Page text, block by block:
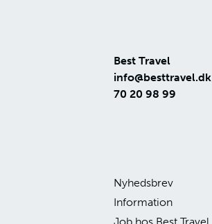
Best Travel
info@besttravel.dk
70 20 98 99
Nyhedsbrev
Information
Job hos Best Travel